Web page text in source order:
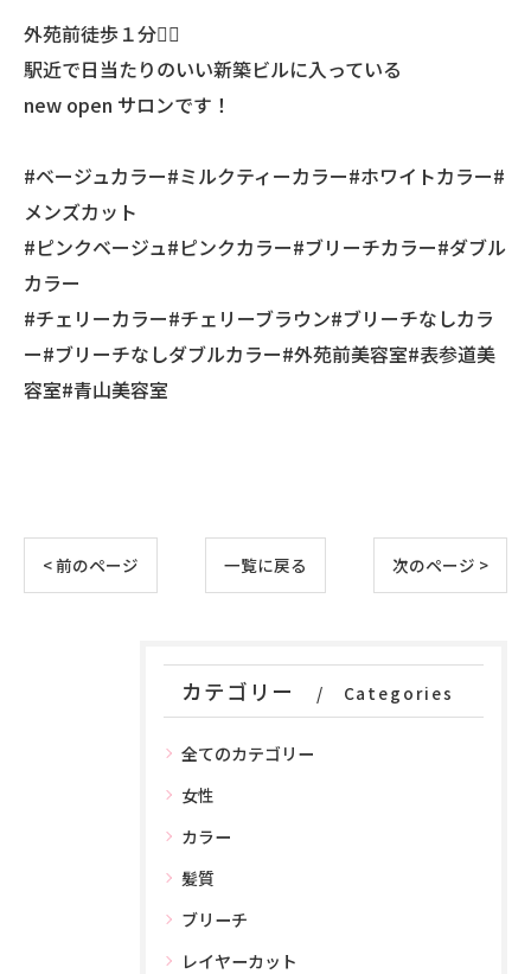
外苑前徒歩１分🚶‍♀️
駅近で日当たりのいい新築ビルに入っている
new open サロンです！
#ベージュカラー#ミルクティーカラー#ホワイトカラー#
メンズカット
#ピンクベージュ#ピンクカラー#ブリーチカラー#ダブル
カラー
#チェリーカラー#チェリーブラウン#ブリーチなしカラ
ー#ブリーチなしダブルカラー#外苑前美容室#表参道美
容室#青山美容室
< 前のページ 一覧に戻る 次のページ >
カテゴリー Categories
全てのカテゴリー
女性
カラー
髪質
ブリーチ
レイヤーカット